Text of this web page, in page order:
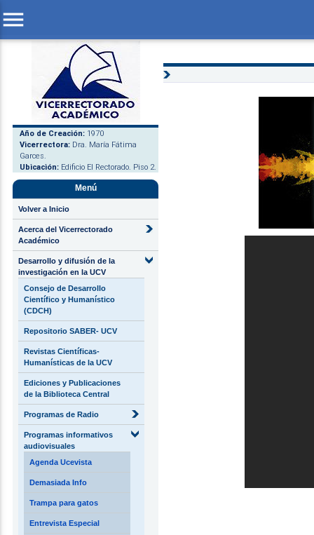
menu
Año de Creación: 1970
Vicerrectora: Dra. María Fátima
Garces.
Ubicación: Edificio El Rectorado. Piso 2.
Menú
Volver a Inicio
Acerca del Vicerrectorado
Académico
Desarrollo y difusión de la
investigación en la UCV
Consejo de Desarrollo
Científico y Humanístico
(CDCH)
Repositorio SABER- UCV
Revistas Científicas-
Humanísticas de la UCV
Ediciones y Publicaciones
de la Biblioteca Central
Programas de Radio
Programas informativos
audiovisuales
Agenda Ucevista
Demasiada Info
Trampa para gatos
Entrevista Especial